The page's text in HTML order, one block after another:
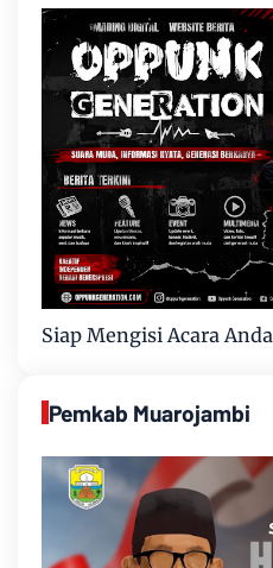
Siap Mengisi Acara Anda
Pemkab Muarojambi